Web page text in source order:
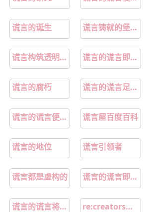
谎言的诞生 谎言铸就的堡垒不堪一击
谎言构筑透明牢笼 谎言的谎言即为真实
谎言的腐朽 谎言的谎言足矣颠倒黑白
谎言的谎言便可在瞬间颠倒黑白出自 谎言屋百度百科
谎言的地位 谎言引领者
谎言都是虚构的 谎言的谎言即可颠倒黑白
谎言的谎言将化为真实颠倒正反 re:creators谎言的谎言